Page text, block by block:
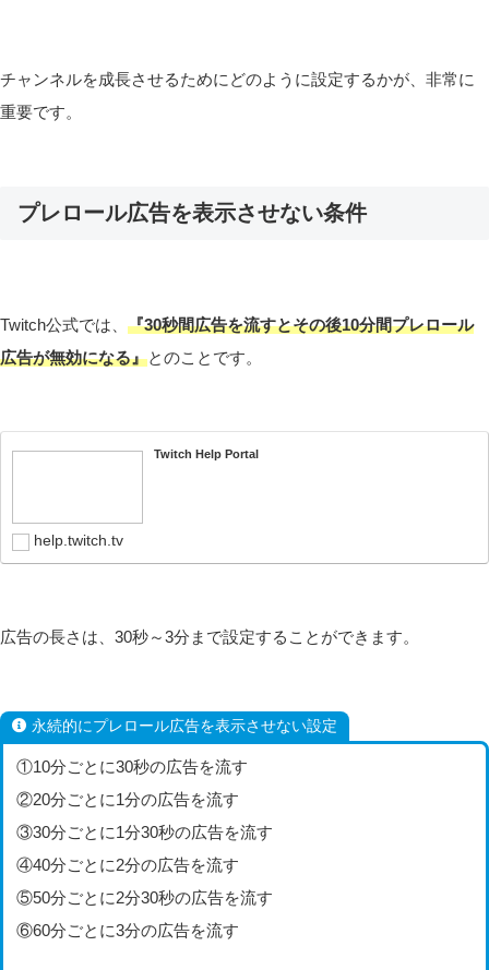
チャンネルを成長させるためにどのように設定するかが、非常に
重要です。
プレロール広告を表示させない条件
Twitch公式では、 『30秒間広告を流すとその後10分間プレロール
広告が無効になる』とのことです。
Twitch Help Portal
help.twitch.tv
広告の長さは、30秒～3分まで設定することができます。
永続的にプレロール広告を表示させない設定
①10分ごとに30秒の広告を流す
②20分ごとに1分の広告を流す
③30分ごとに1分30秒の広告を流す
④40分ごとに2分の広告を流す
⑤50分ごとに2分30秒の広告を流す
⑥60分ごとに3分の広告を流す